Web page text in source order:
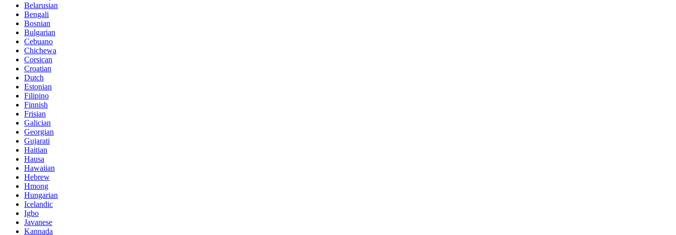
Belarusian
Bengali
Bosnian
Bulgarian
Cebuano
Chichewa
Corsican
Croatian
Dutch
Estonian
Filipino
Finnish
Frisian
Galician
Georgian
Gujarati
Haitian
Hausa
Hawaiian
Hebrew
Hmong
Hungarian
Icelandic
Igbo
Javanese
Kannada